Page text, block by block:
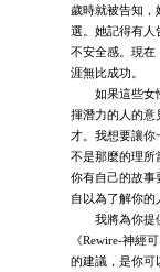
歲時就被告知
選。她記得有人
不安全感。現在
涯無比成功。
如果這些女性
揮潛力的人的意
才。我想要讓你
不是那麼的理所
你有自己的故事
自以為了解你的
我將為你提供
《Rewire-神經
的建議，是你可